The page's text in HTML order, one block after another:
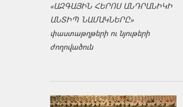
«ԱԶԳԱՅԻՆ ՀԵՐՈՍ ԱՆԴՐԱՆԻԿԻ
ԱՆՏԻՊ ՆԱՄԱԿՆԵՐԸ»
փաստաթղթերի ու նյութերի
ժողովածուն